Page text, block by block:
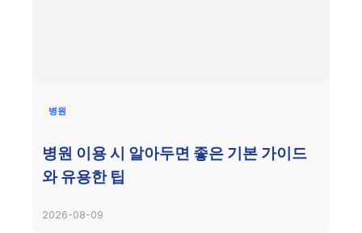
병원
병원 이용 시 알아두면 좋은 기본 가이드
와 유용한 팁
2026-08-09